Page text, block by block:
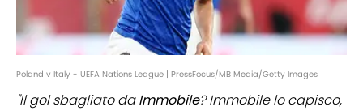
Poland v Italy - UEFA Nations League | PressFocus/MB Media/Getty Images
"Il gol sbagliato daImmobile? Immobile lo capisco,